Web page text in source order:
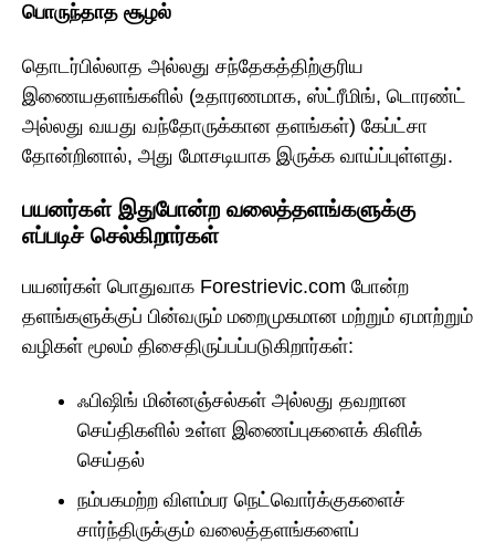
பொருந்தாத சூழல்
தொடர்பில்லாத அல்லது சந்தேகத்திற்குரிய
இணையதளங்களில் (உதாரணமாக, ஸ்ட்ரீமிங், டொரண்ட்
அல்லது வயது வந்தோருக்கான தளங்கள்) கேப்ட்சா
தோன்றினால், அது மோசடியாக இருக்க வாய்ப்புள்ளது.
பயனர்கள் இதுபோன்ற வலைத்தளங்களுக்கு
எப்படிச் செல்கிறார்கள்
பயனர்கள் பொதுவாக Forestrievic.com போன்ற
தளங்களுக்குப் பின்வரும் மறைமுகமான மற்றும் ஏமாற்றும்
வழிகள் மூலம் திசைதிருப்பப்படுகிறார்கள்:
ஃபிஷிங் மின்னஞ்சல்கள் அல்லது தவறான
செய்திகளில் உள்ள இணைப்புகளைக் கிளிக்
செய்தல்
நம்பகமற்ற விளம்பர நெட்வொர்க்குகளைச்
சார்ந்திருக்கும் வலைத்தளங்களைப்